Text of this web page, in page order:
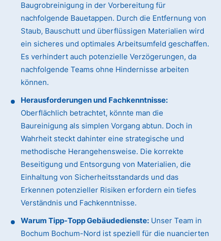
Baugrobreinigung in der Vorbereitung für
nachfolgende Bauetappen. Durch die Entfernung von
Staub, Bauschutt und überflüssigen Materialien wird
ein sicheres und optimales Arbeitsumfeld geschaffen.
Es verhindert auch potenzielle Verzögerungen, da
nachfolgende Teams ohne Hindernisse arbeiten
können.
Herausforderungen und Fachkenntnisse:
Oberflächlich betrachtet, könnte man die
Baureinigung als simplen Vorgang abtun. Doch in
Wahrheit steckt dahinter eine strategische und
methodische Herangehensweise. Die korrekte
Beseitigung und Entsorgung von Materialien, die
Einhaltung von Sicherheitsstandards und das
Erkennen potenzieller Risiken erfordern ein tiefes
Verständnis und Fachkenntnisse.
Warum Tipp-Topp Gebäudedienste: Unser Team in
Bochum Bochum-Nord ist speziell für die nuancierten